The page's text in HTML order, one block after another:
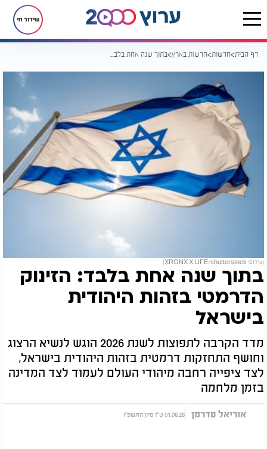
שידור חי
דף הבית חדשות חדשות בארץ בתוך שנה אחת בלבד: הזינוק הדרמטי בזהות היהודית בישראל
(צילום: XRONX X LIFE/shutterstock)
בתוך שנה אחת בלבד: הזינוק
הדרמטי בזהות היהודית
בישראל
מדד הקרבה לתפוצות לשנת 2026 הוגש לנשיא הרצוג
וחושף התחזקות דרמטית בזהות היהודית בישראל,
לצד ציפייה רחבה מיהודי העולם לעמוד לצד המדינה
בזמן מלחמה
אוריאל פדרמן 01.06.26 ט"ז סיון התשפ"ו